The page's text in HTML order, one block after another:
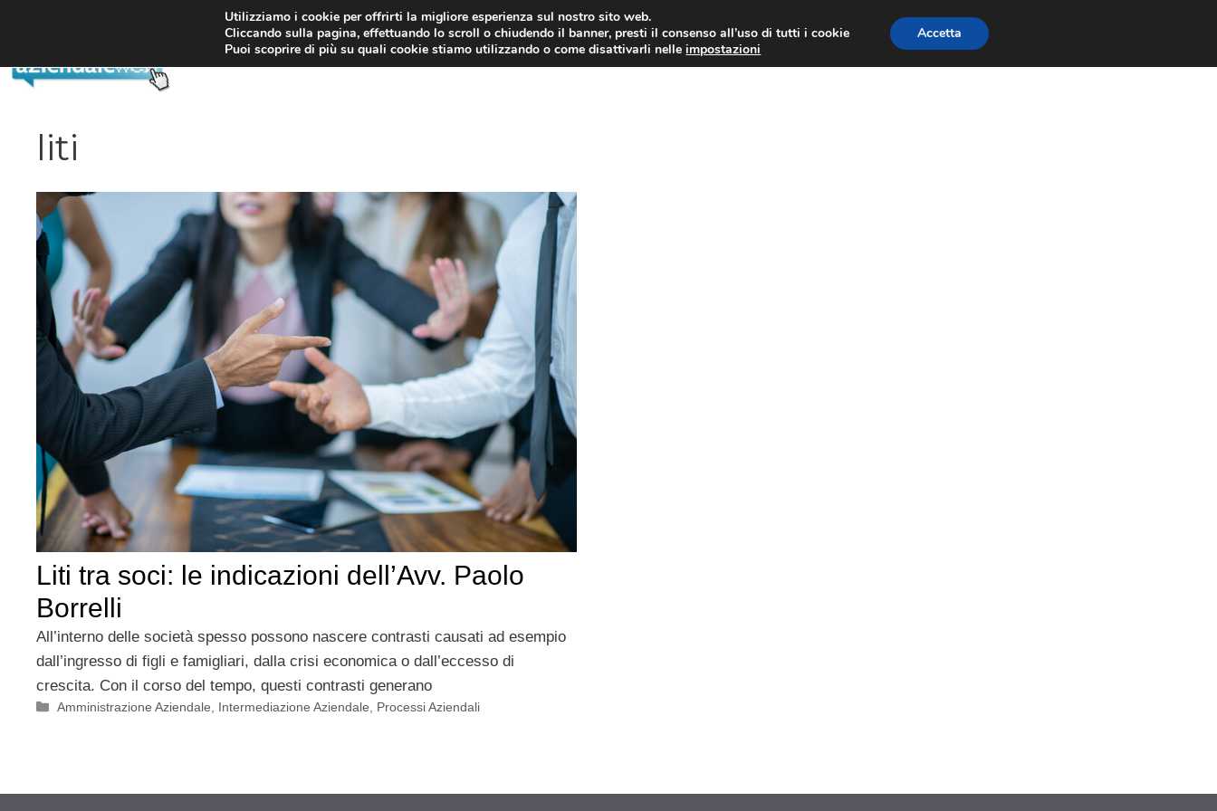
NEWS AZIENDE MERCATO DEL LAVORO
liti
Liti tra soci: le indicazioni dell’Avv. Paolo
Borrelli
All’interno delle società spesso possono nascere contrasti causati ad esempio
dall’ingresso di figli e famigliari, dalla crisi economica o dall’eccesso di
crescita. Con il corso del tempo, questi contrasti generano
Categorie
Amministrazione Aziendale Intermediazione Aziendale Processi Aziendali
Utilizziamo i cookie per offrirti la migliore esperienza sul nostro sito web.
Cliccando sulla pagina, effettuando lo scroll o chiudendo il banner, presti il consenso all’uso di tutti i cookie
Puoi scoprire di più su quali cookie stiamo utilizzando o come disattivarli nelleimpostazioni
Accetta